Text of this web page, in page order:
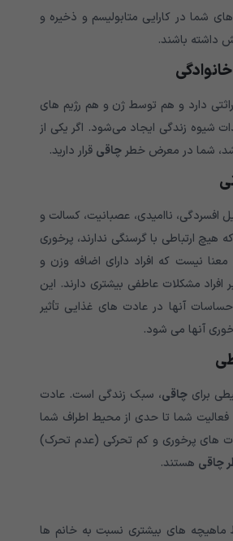
شما در کارایی متابولیسم و ذخیره و
داشته باشند.
دارد و هم توسط ژن و هم رژیم های
شیوه زندگی ایجاد می‌شود. اگر یکی از
شما در معرض خطر چاقی قرار دارید.
افسردگی، ناامیدی، عصبانیت، کسالت و
هیچ ارتباطی با گرسنگی ندارند، پرخوری
نیست که افراد دارای اضافه وزن و
افراد مشکلات عاطفی بیشتری دارند. این
آنها در عادت های غذایی تأثیر
آنها می شود.
برای چاقی، سبک زندگی است. عادت
شما تا حدی از محیط اطراف شما
های پرخوری و کم تحرکی (عدم تحرک)
چاقی هستند.
ماهیچه های بیشتری نسبت به خانم ها